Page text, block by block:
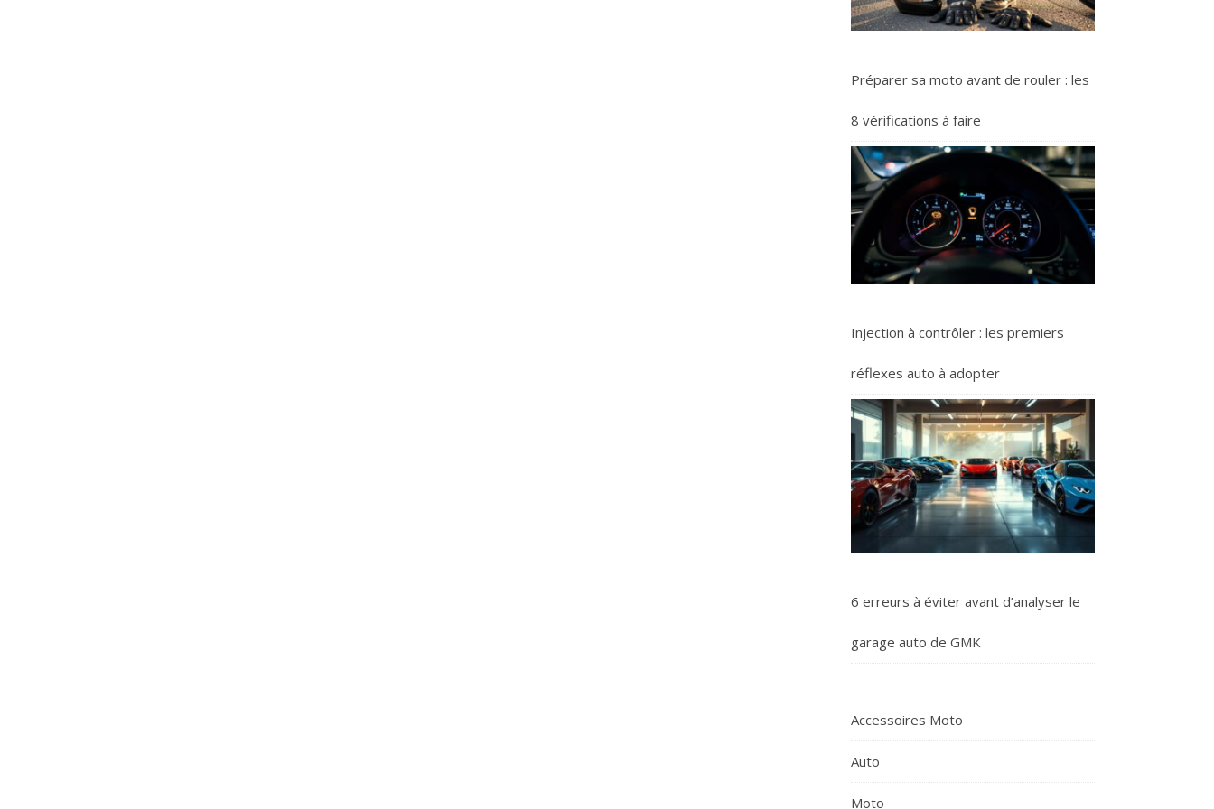
Préparer sa moto avant de rouler : les
8 vérifications à faire
Injection à contrôler : les premiers
réflexes auto à adopter
6 erreurs à éviter avant d’analyser le
garage auto de GMK
Accessoires Moto
Auto
Moto